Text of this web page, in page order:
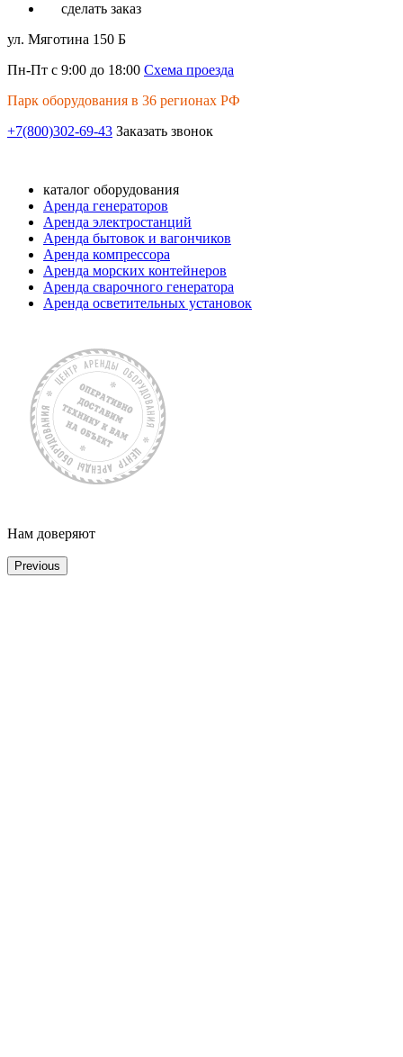
сделать заказ
ул. Мяготина 150 Б
Пн-Пт с 9:00 до 18:00 Схема проезда
Парк оборудования в 36 регионах РФ
+7(800)302-69-43 Заказать звонок
каталог оборудования
Аренда генераторов
Аренда электростанций
Аренда бытовок и вагончиков
Аренда компрессора
Аренда морских контейнеров
Аренда сварочного генератора
Аренда осветительных установок
Нам доверяют
Previous